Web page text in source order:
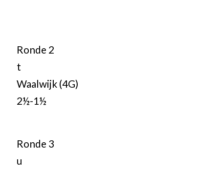
Ronde 2
t
Waalwijk (4G)
2½-1½
Ronde 3
u